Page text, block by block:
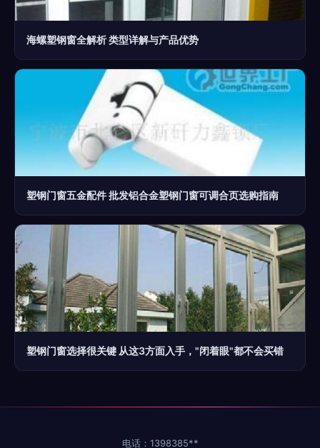
海螺塑钢窗全解析 类型详解与产品优势
塑钢门窗五金配件 批发铝合金塑钢门窗可调合页选购指南
塑钢门窗选择很关键 从这3方面入手，"闭着眼"都不会买错
电话：1398385**